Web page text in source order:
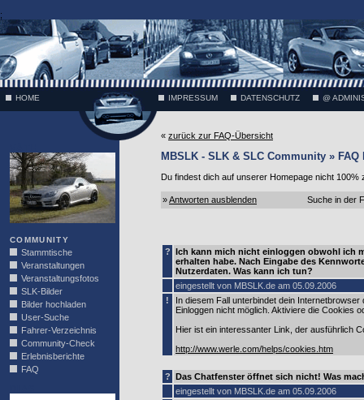
;
HOME IMPRESSUM DATENSCHUTZ @
COMMUNITY
Stammtische
Veranstaltungen
Veranstaltungsfotos
SLK-Bilder
Bilder hochladen
User-Suche
Fahrer-Verzeichnis
Community-Check
Erlebnisberichte
FAQ
« zurück zur FAQ-Übersicht
MBSLK - SLK & SLC Community »
Du findest dich auf unserer Homepage nicht 100%
»Antworten ausblenden Suche in der
? Ich kann mich nicht einloggen obwohl ich
erhalten habe. Nach Eingabe des
Nutzerdaten. Was kann ich tun?
eingestellt von MBSLK.de am 05.09.2006
!
In diesem Fall unterbindet dein
Einloggen nicht möglich. Aktiviere die Cookies
Hier ist ein interessanter Link, der ausführlich
http://www.werle.com/helps/cookies.htm
? Das Chatfenster öffnet sich nicht! Was
eingestellt von MBSLK.de am 05.09.2006